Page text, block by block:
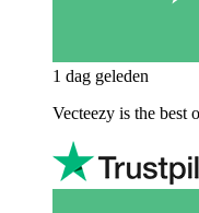
1 dag geleden
Vecteezy is the best